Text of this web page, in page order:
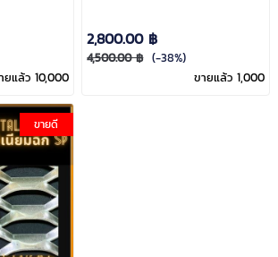
ยแล้ว 10,000
2,800.00 ฿
4,500.00 ฿ (-38%)
ขายแล้ว 1,000
ขายดี